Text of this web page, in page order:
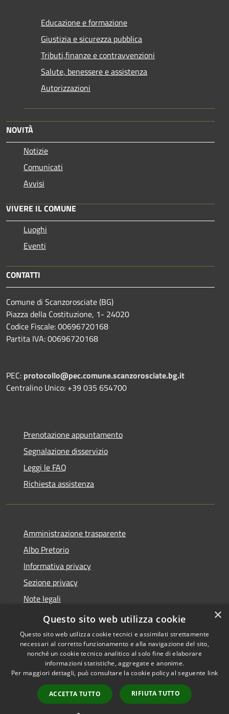
Educazione e formazione
Giustizia e sicurezza pubblica
Tributi,finanze e contravvenzioni
Salute, benessere e assistenza
Autorizzazioni
NOVITÀ
Notizie
Comunicati
Avvisi
VIVERE IL COMUNE
Luoghi
Eventi
CONTATTI
Comune di Scanzorosciate (BG)
Piazza della Costituzione, 1- 24020
Codice Fiscale: 00696720168
Partita IVA: 00696720168
PEC: protocollo@pec.comune.scanzorosciate.bg.it
Centralino Unico: +39 035 654700
Prenotazione appuntamento
Segnalazione disservizio
Leggi le FAQ
Richiesta assistenza
Amministrazione trasparente
Albo Pretorio
Informativa privacy
Sezione privacy
Note legali
Dichiarazione di accessibilità
Accessibilità
Copyright © 2026 • Comune di
Scanzorosciate • Powered by
Municipium•
Accesso
redazione
×
Questo sito web utilizza cookie
Questo sito web utilizza cookie tecnici e assimilati strettamente
necessari al corretto funzionamento e alla navigazione del sito,
nonché un cookie tecnico analitico al solo fine di elaborare
informazioni statistiche, aggregate e anonime.
Per maggiori dettagli, può consultare la cookie policy al seguente link
ACCETTA TUTTO RIFIUTA TUTTO